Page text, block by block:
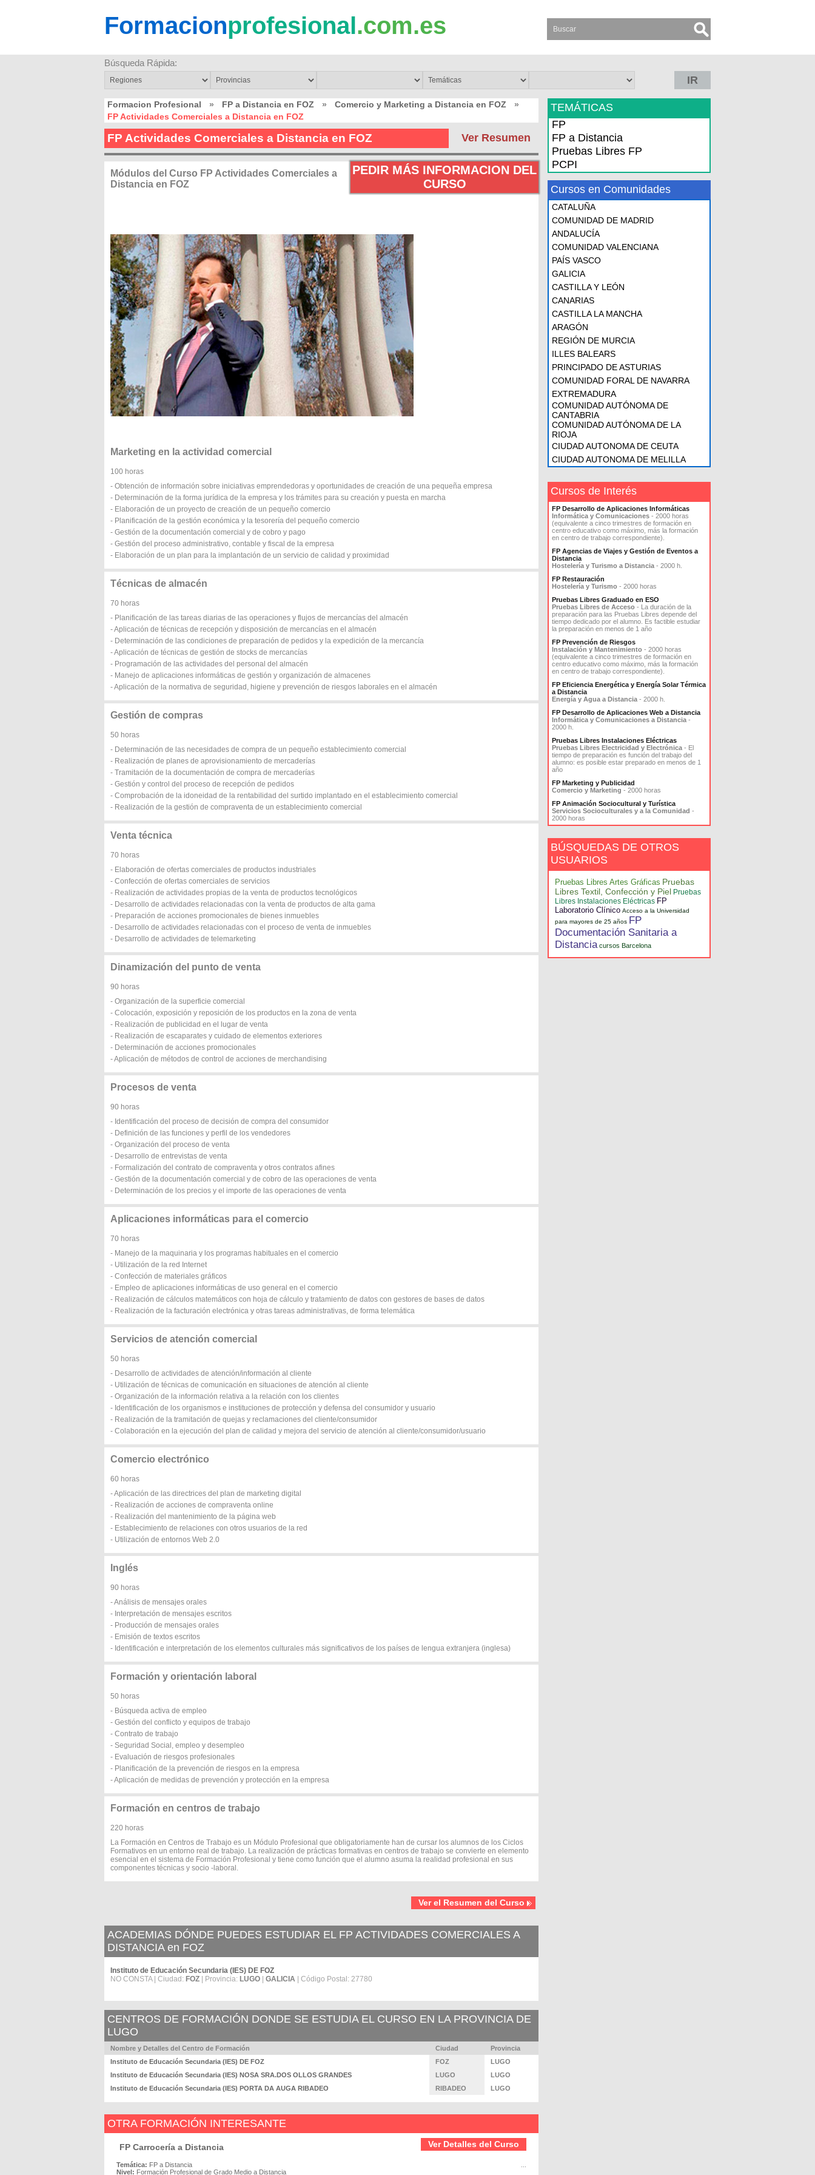
Formacionprofesional.com.es
Búsqueda Rápida:
IR
Formacion Profesional » FP a Distancia en FOZ » Comercio y Marketing a Distancia en FOZ
»
FP Actividades Comerciales a Distancia en FOZ
Ver Resumen
FP Actividades Comerciales a Distancia en FOZ
PEDIR MÁS INFORMACION DEL
CURSO
Módulos del Curso FP Actividades Comerciales a
Distancia en FOZ
Marketing en la actividad comercial
100 horas
- Obtención de información sobre iniciativas emprendedoras y oportunidades de creación de una pequeña empresa
- Determinación de la forma jurídica de la empresa y los trámites para su creación y puesta en marcha
- Elaboración de un proyecto de creación de un pequeño comercio
- Planificación de la gestión económica y la tesorería del pequeño comercio
- Gestión de la documentación comercial y de cobro y pago
- Gestión del proceso administrativo, contable y fiscal de la empresa
- Elaboración de un plan para la implantación de un servicio de calidad y proximidad
Técnicas de almacén
70 horas
- Planificación de las tareas diarias de las operaciones y flujos de mercancías del almacén
- Aplicación de técnicas de recepción y disposición de mercancías en el almacén
- Determinación de las condiciones de preparación de pedidos y la expedición de la mercancía
- Aplicación de técnicas de gestión de stocks de mercancías
- Programación de las actividades del personal del almacén
- Manejo de aplicaciones informáticas de gestión y organización de almacenes
- Aplicación de la normativa de seguridad, higiene y prevención de riesgos laborales en el almacén
Gestión de compras
50 horas
- Determinación de las necesidades de compra de un pequeño establecimiento comercial
- Realización de planes de aprovisionamiento de mercaderías
- Tramitación de la documentación de compra de mercaderías
- Gestión y control del proceso de recepción de pedidos
- Comprobación de la idoneidad de la rentabilidad del surtido implantado en el establecimiento comercial
- Realización de la gestión de compraventa de un establecimiento comercial
Venta técnica
70 horas
- Elaboración de ofertas comerciales de productos industriales
- Confección de ofertas comerciales de servicios
- Realización de actividades propias de la venta de productos tecnológicos
- Desarrollo de actividades relacionadas con la venta de productos de alta gama
- Preparación de acciones promocionales de bienes inmuebles
- Desarrollo de actividades relacionadas con el proceso de venta de inmuebles
- Desarrollo de actividades de telemarketing
Dinamización del punto de venta
90 horas
- Organización de la superficie comercial
- Colocación, exposición y reposición de los productos en la zona de venta
- Realización de publicidad en el lugar de venta
- Realización de escaparates y cuidado de elementos exteriores
- Determinación de acciones promocionales
- Aplicación de métodos de control de acciones de merchandising
Procesos de venta
90 horas
- Identificación del proceso de decisión de compra del consumidor
- Definición de las funciones y perfil de los vendedores
- Organización del proceso de venta
- Desarrollo de entrevistas de venta
- Formalización del contrato de compraventa y otros contratos afines
- Gestión de la documentación comercial y de cobro de las operaciones de venta
- Determinación de los precios y el importe de las operaciones de venta
Aplicaciones informáticas para el comercio
70 horas
- Manejo de la maquinaria y los programas habituales en el comercio
- Utilización de la red Internet
- Confección de materiales gráficos
- Empleo de aplicaciones informáticas de uso general en el comercio
- Realización de cálculos matemáticos con hoja de cálculo y tratamiento de datos con gestores de bases de datos
- Realización de la facturación electrónica y otras tareas administrativas, de forma telemática
Servicios de atención comercial
50 horas
- Desarrollo de actividades de atención/información al cliente
- Utilización de técnicas de comunicación en situaciones de atención al cliente
- Organización de la información relativa a la relación con los clientes
- Identificación de los organismos e instituciones de protección y defensa del consumidor y usuario
- Realización de la tramitación de quejas y reclamaciones del cliente/consumidor
- Colaboración en la ejecución del plan de calidad y mejora del servicio de atención al cliente/consumidor/usuario
Comercio electrónico
60 horas
- Aplicación de las directrices del plan de marketing digital
- Realización de acciones de compraventa online
- Realización del mantenimiento de la página web
- Establecimiento de relaciones con otros usuarios de la red
- Utilización de entornos Web 2.0
Inglés
90 horas
- Análisis de mensajes orales
- Interpretación de mensajes escritos
- Producción de mensajes orales
- Emisión de textos escritos
- Identificación e interpretación de los elementos culturales más significativos de los países de lengua extranjera (inglesa)
Formación y orientación laboral
50 horas
- Búsqueda activa de empleo
- Gestión del conflicto y equipos de trabajo
- Contrato de trabajo
- Seguridad Social, empleo y desempleo
- Evaluación de riesgos profesionales
- Planificación de la prevención de riesgos en la empresa
- Aplicación de medidas de prevención y protección en la empresa
Formación en centros de trabajo
220 horas
La Formación en Centros de Trabajo es un Módulo Profesional que obligatoriamente han de cursar los alumnos de los Ciclos
Formativos en un entorno real de trabajo. La realización de prácticas formativas en centros de trabajo se convierte en elemento
esencial en el sistema de Formación Profesional y tiene como función que el alumno asuma la realidad profesional en sus
componentes técnicas y socio -laboral.
Ver el Resumen del Curso
ACADEMIAS DÓNDE PUEDES ESTUDIAR EL FP ACTIVIDADES COMERCIALES A
DISTANCIA en FOZ
Instituto de Educación Secundaria (IES) DE FOZ
NO CONSTA | Ciudad: FOZ | Provincia: LUGO GALICIA | Código Postal: 27780
CENTROS DE FORMACIÓN DONDE SE ESTUDIA EL CURSO EN LA PROVINCIA DE
LUGO
Nombre y Detalles del Centro de Formación Ciudad
Provincia
Instituto de Educación Secundaria (IES) DE FOZ
FOZ
LUGO
Instituto de Educación Secundaria (IES) NOSA SRA.DOS OLLOS GRANDES
LUGO
LUGO
Instituto de Educación Secundaria (IES) PORTA DA AUGA RIBADEO
RIBADEO LUGO
OTRA FORMACIÓN INTERESANTE
Ver Detalles del Curso
FP Carrocería a Distancia
Temática: FP a Distancia
Nivel: Formación Profesional de Grado Medio a Distancia
TEMÁTICAS
FP
FP a Distancia
Pruebas Libres FP
PCPI
Cursos en Comunidades
CATALUÑA
COMUNIDAD DE MADRID
ANDALUCÍA
COMUNIDAD VALENCIANA
PAÍS VASCO
GALICIA
CASTILLA Y LEÓN
CANARIAS
CASTILLA LA MANCHA
ARAGÓN
REGIÓN DE MURCIA
ILLES BALEARS
PRINCIPADO DE ASTURIAS
COMUNIDAD FORAL DE NAVARRA
EXTREMADURA
COMUNIDAD AUTÓNOMA DE
CANTABRIA
COMUNIDAD AUTÓNOMA DE LA
RIOJA
CIUDAD AUTONOMA DE CEUTA
CIUDAD AUTONOMA DE MELILLA
Cursos de Interés
FP Desarrollo de Aplicaciones Informáticas
Informática y Comunicaciones - 2000 horas
(equivalente a cinco trimestres de formación en
centro educativo como máximo, más la formación
en centro de trabajo correspondiente).
FP Agencias de Viajes y Gestión de Eventos a
Distancia
Hostelería y Turismo a Distancia - 2000 h.
FP Restauración
Hostelería y Turismo - 2000 horas
Pruebas Libres Graduado en ESO
Pruebas Libres de Acceso - La duración de la
preparación para las Pruebas Libres depende del
tiempo dedicado por el alumno. Es factible estudiar
la preparación en menos de 1 año
FP Prevención de Riesgos
Instalación y Mantenimiento - 2000 horas
(equivalente a cinco trimestres de formación en
centro educativo como máximo, más la formación
en centro de trabajo correspondiente).
FP Eficiencia Energética y Energía Solar Térmica
a Distancia
Energía y Agua a Distancia - 2000 h.
FP Desarrollo de Aplicaciones Web a Distancia
Informática y Comunicaciones a Distancia -
2000 h.
Pruebas Libres Instalaciones Eléctricas
Pruebas Libres Electricidad y Electrónica - El
tiempo de preparación es función del trabajo del
alumno: es posible estar preparado en menos de 1
año
FP Marketing y Publicidad
Comercio y Marketing - 2000 horas
FP Animación Sociocultural y Turística
Servicios Socioculturales y a la Comunidad -
2000 horas
BÚSQUEDAS DE OTROS
USUARIOS
Pruebas Libres Artes Gráficas Pruebas
Libres Textil, Confección y Piel Pruebas
Libres Instalaciones Eléctricas FP
Laboratorio Clínico Acceso a la Universidad
para mayores de 25 años FP
Documentación Sanitaria a
Distancia cursos Barcelona